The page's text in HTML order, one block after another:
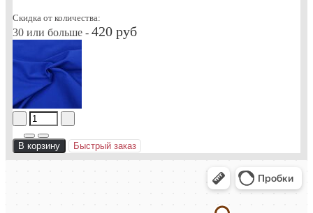
Скидка от количества:
30 или больше - 420 руб
В корзину Быстрый заказ